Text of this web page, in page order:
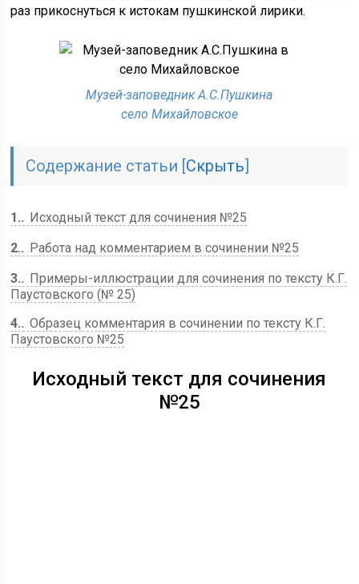
раз прикоснуться к истокам пушкинской лирики.
Музей-заповедник А.С.Пушкина
село Михайловское
Содержание статьи [Скрыть]
1.
Исходный текст для сочинения №25
2.
Работа над комментарием в сочинении №25
3.
Примеры-иллюстрации для сочинения по тексту К.Г.
Паустовского (№ 25)
4.
Образец комментария в сочинении по тексту К.Г.
Паустовского №25
Исходный текст для сочинения
№25